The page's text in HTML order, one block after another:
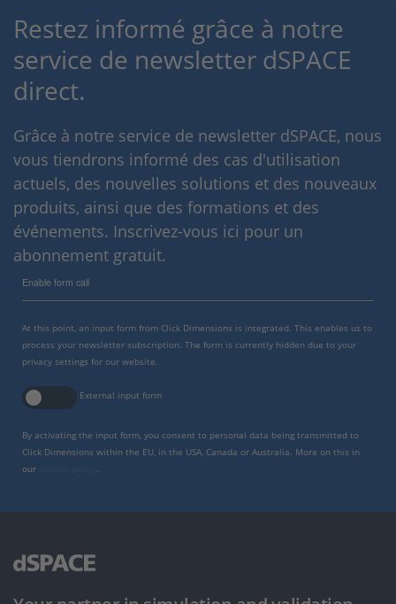
Restez informé grâce à notre
service de newsletter dSPACE
direct.
Grâce à notre service de newsletter dSPACE, nous
vous tiendrons informé des cas d'utilisation
actuels, des nouvelles solutions et des nouveaux
produits, ainsi que des formations et des
événements. Inscrivez-vous ici pour un
abonnement gratuit.
Enable form call
At this point, an input form from Click Dimensions is integrated. This enables us to
process your newsletter subscription. The form is currently hidden due to your
privacy settings for our website.
External input form
By activating the input form, you consent to personal data being transmitted to
Click Dimensions within the EU, in the USA, Canada or Australia. More on this in
our